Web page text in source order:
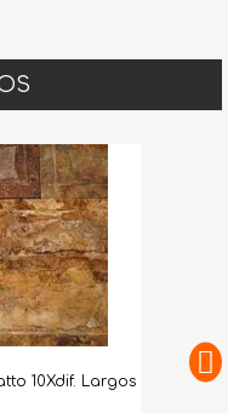
10Xdif. Largos